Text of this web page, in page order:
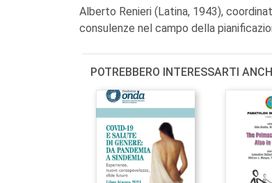
Alberto Renieri (Latina, 1943),
consulenze nel campo della
POTREBBERO INTERESSARTI